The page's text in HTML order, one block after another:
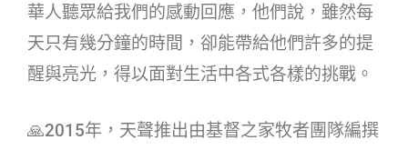
華人聽眾給我們的感動回應，他們說，雖然每
天只有幾分鐘的時間，卻能帶給他們許多的提
醒與亮光，得以面對生活中各式各樣的挑戰。
🙏2015年，天聲推出由基督之家牧者團隊編撰